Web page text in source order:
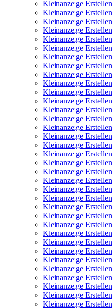
Kleinanzeige Erstellen
Kleinanzeige Erstellen
Kleinanzeige Erstellen
Kleinanzeige Erstellen
Kleinanzeige Erstellen
Kleinanzeige Erstellen
Kleinanzeige Erstellen
Kleinanzeige Erstellen
Kleinanzeige Erstellen
Kleinanzeige Erstellen
Kleinanzeige Erstellen
Kleinanzeige Erstellen
Kleinanzeige Erstellen
Kleinanzeige Erstellen
Kleinanzeige Erstellen
Kleinanzeige Erstellen
Kleinanzeige Erstellen
Kleinanzeige Erstellen
Kleinanzeige Erstellen
Kleinanzeige Erstellen
Kleinanzeige Erstellen
Kleinanzeige Erstellen
Kleinanzeige Erstellen
Kleinanzeige Erstellen
Kleinanzeige Erstellen
Kleinanzeige Erstellen
Kleinanzeige Erstellen
Kleinanzeige Erstellen
Kleinanzeige Erstellen
Kleinanzeige Erstellen
Kleinanzeige Erstellen
Kleinanzeige Erstellen
Kleinanzeige Erstellen
Kleinanzeige Erstellen
Kleinanzeige Erstellen